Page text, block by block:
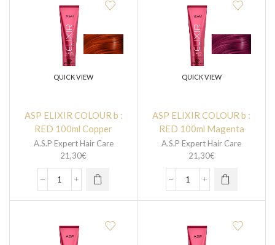
QUICK VIEW
ASP ELIXIR COLOUR b :
RED 100ml Copper
A.S.P Expert Hair Care
21,30€
QUICK VIEW
ASP ELIXIR COLOUR b :
RED 100ml Magenta
A.S.P Expert Hair Care
21,30€